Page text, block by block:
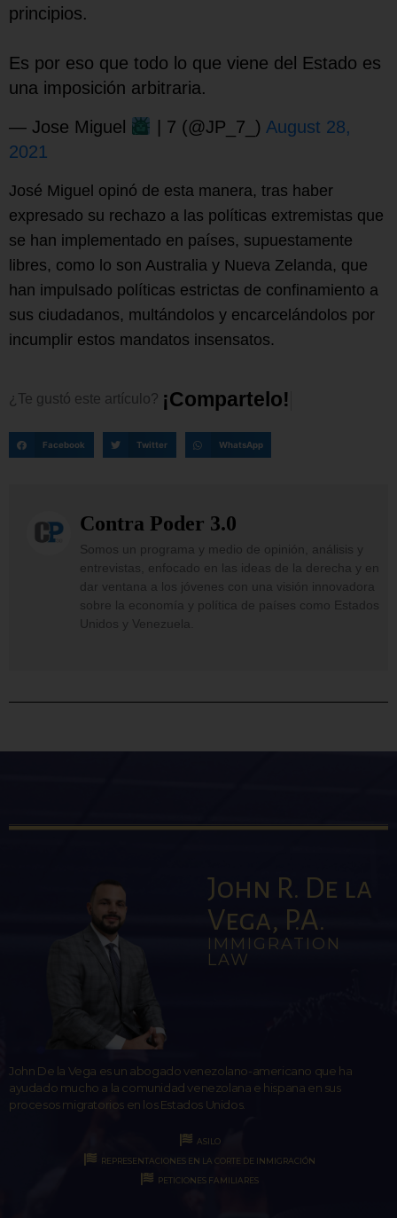
principios.
Es por eso que todo lo que viene del Estado es
una imposición arbitraria.
— Jose Miguel
| 7 (@JP_7_) August 28,
2021
José Miguel opinó de esta manera, tras haber
expresado su rechazo a las políticas extremistas que
se han implementado en países, supuestamente
libres, como lo son Australia y Nueva Zelanda, que
han impulsado políticas estrictas de confinamiento a
sus ciudadanos, multándolos y encarcelándolos por
incumplir estos mandatos insensatos.
¿Te gustó este artículo? ¡Comparte o!
Facebook Twitter WhatsApp
Contra Poder 3.0
Somos un programa y medio de opinión, análisis y
entrevistas, enfocado en las ideas de la derecha y en
dar ventana a los jóvenes con una visión innovadora
sobre la economía y política de países como Estados
Unidos y Venezuela.
John R. De la
Vega, P.A.
IMMIGRATION
LAW
John De la Vega es un abogado venezolano-americano que ha
ayudado mucho a la comunidad venezolana e hispana en sus
procesos migratorios en los Estados Unidos.
ASILO
REPRESENTACIONES EN LA CORTE DE INMIGRACIÓN
PETICIONES FAMILIARES